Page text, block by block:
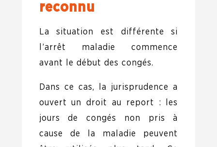
reconnu
La situation est différente si
l’arrêt maladie commence
avant le début des congés.
Dans ce cas, la jurisprudence a
ouvert un droit au report : les
jours de congés non pris à
cause de la maladie peuvent